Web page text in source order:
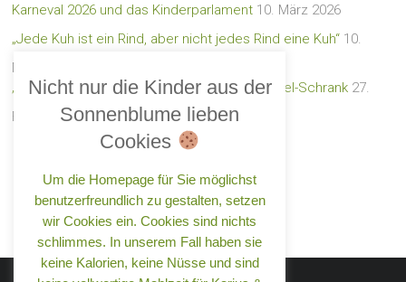
Karneval 2026 und das Kinderparlament 10. März 2026
„Jede Kuh ist ein Rind, aber nicht jedes Rind eine Kuh“ 10.
„Rette und teile e. V.“ – der neue Lebensmittel-Schrank 27.
Februar 2026
Nicht nur die Kinder aus der
Sonnenblume lieben
Cookies
Um die Homepage für Sie möglichst
benutzerfreundlich zu gestalten, setzen
wir Cookies ein. Cookies sind nichts
schlimmes. In unserem Fall haben sie
keine Kalorien, keine Nüsse und sind